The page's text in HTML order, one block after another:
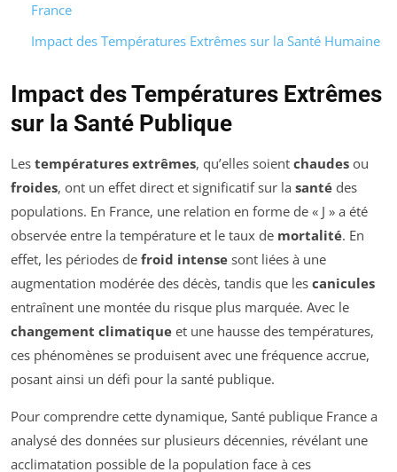
France
Impact des Températures Extrêmes sur la Santé Humaine
Impact des Températures Extrêmes
sur la Santé Publique
Les températures extrêmes, qu’elles soient chaudes ou
froides, ont un effet direct et significatif sur la santé des
populations. En France, une relation en forme de « J » a été
observée entre la température et le taux de mortalité. En
effet, les périodes de froid intense sont liées à une
augmentation modérée des décès, tandis que les canicules
entraînent une montée du risque plus marquée. Avec le
changement climatique et une hausse des températures,
ces phénomènes se produisent avec une fréquence accrue,
posant ainsi un défi pour la santé publique.
Pour comprendre cette dynamique, Santé publique France a
analysé des données sur plusieurs décennies, révélant une
acclimatation possible de la population face à ces